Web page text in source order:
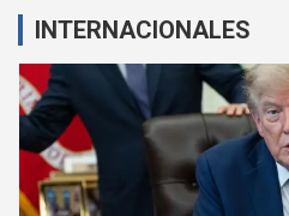
INTERNACIONALES